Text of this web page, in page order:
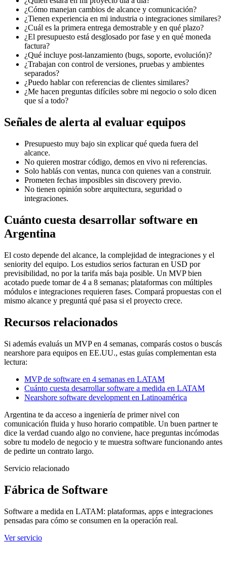
¿Cómo manejan cambios de alcance y comunicación?
¿Tienen experiencia en mi industria o integraciones similares?
¿Cuál es la primera entrega demostrable y en qué plazo?
¿El presupuesto está desglosado por fase y en qué moneda
factura?
¿Qué incluye post-lanzamiento (bugs, soporte, evolución)?
¿Trabajan con control de versiones, pruebas y ambientes
separados?
¿Puedo hablar con referencias de clientes similares?
¿Me hacen preguntas difíciles sobre mi negocio o solo dicen
que sí a todo?
Señales de alerta al evaluar equipos
Presupuesto muy bajo sin explicar qué queda fuera del
alcance.
No quieren mostrar código, demos en vivo ni referencias.
Solo hablás con ventas, nunca con quienes van a construir.
Prometen fechas imposibles sin discovery previo.
No tienen opinión sobre arquitectura, seguridad o
integraciones.
Cuánto cuesta desarrollar software en
Argentina
El costo depende del alcance, la complejidad de integraciones y el
seniority del equipo. Los estudios serios facturan en USD por
previsibilidad, no por la tarifa más baja posible. Un MVP bien
acotado puede tomar de 4 a 8 semanas; plataformas con múltiples
módulos e integraciones requieren fases. Compará propuestas con el
mismo alcance y preguntá qué pasa si el proyecto crece.
Recursos relacionados
Si además evaluás un MVP en 4 semanas, comparás costos o buscás
nearshore para equipos en EE.UU., estas guías complementan esta
lectura:
MVP de software en 4 semanas en LATAM
Cuánto cuesta desarrollar software a medida en LATAM
Nearshore software development en Latinoamérica
Argentina te da acceso a ingeniería de primer nivel con
comunicación fluida y huso horario compatible. Un buen partner te
dice la verdad cuando algo no conviene, hace preguntas incómodas
sobre tu modelo de negocio y te muestra software funcionando antes
de pedirte un contrato largo.
Servicio relacionado
Fábrica de Software
Software a medida en LATAM: plataformas, apps e integraciones
pensadas para cómo se consumen en la operación real.
Ver servicio